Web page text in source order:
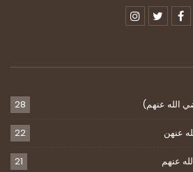
الله عنهم) 28
عنهن 22
عنهم 21